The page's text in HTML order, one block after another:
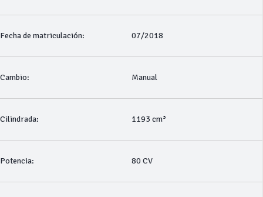
Fecha de matriculación: 07/2018
Cambio: Manual
Cilindrada: 1193 cm³
Potencia: 80 CV